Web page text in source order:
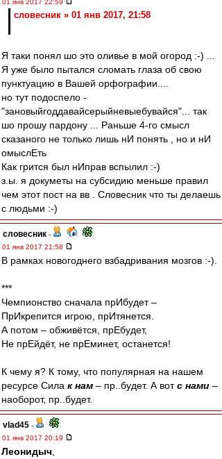
01 янв 2017 22:59
словесник » 01 янв 2017, 21:58
Я таки понял шо это оливье в мой огород :-) ...
Я уже было пытался сломать глаза об свою
пунктуацию в Вашей орфографии....
но тут подоспело -
"зановыйгоддавайсерыйневыебувайся"... так
шо прошу пардону ... Раньше 4-го смысл
сказаного не только лишь нИ понять , но и нИ
омыслЕть
Как грится был нИправ вспылил :-)
з.ы. я докуметы на субсидию меньше правил
чем этот пост на вв . Словесник что ты делаешь
с людьми :-)
словесник -
01 янв 2017 21:58
В рамках новогоднего взбадривания мозгов :-).
***
Чемпионство сначала прИбудет –
ПрИкрепится игрою, прИтянется.
А потом – обживётся, прЕбудет,
Не прЕйдёт, не прЕминет, останется!
К чему я? К тому, что популярная на нашем
ресурсе Сила к нам – пр..будет. А вотс нами –
наоборот, пр..будет.
vlad45 -
01 янв 2017 20:19
Леонидыч